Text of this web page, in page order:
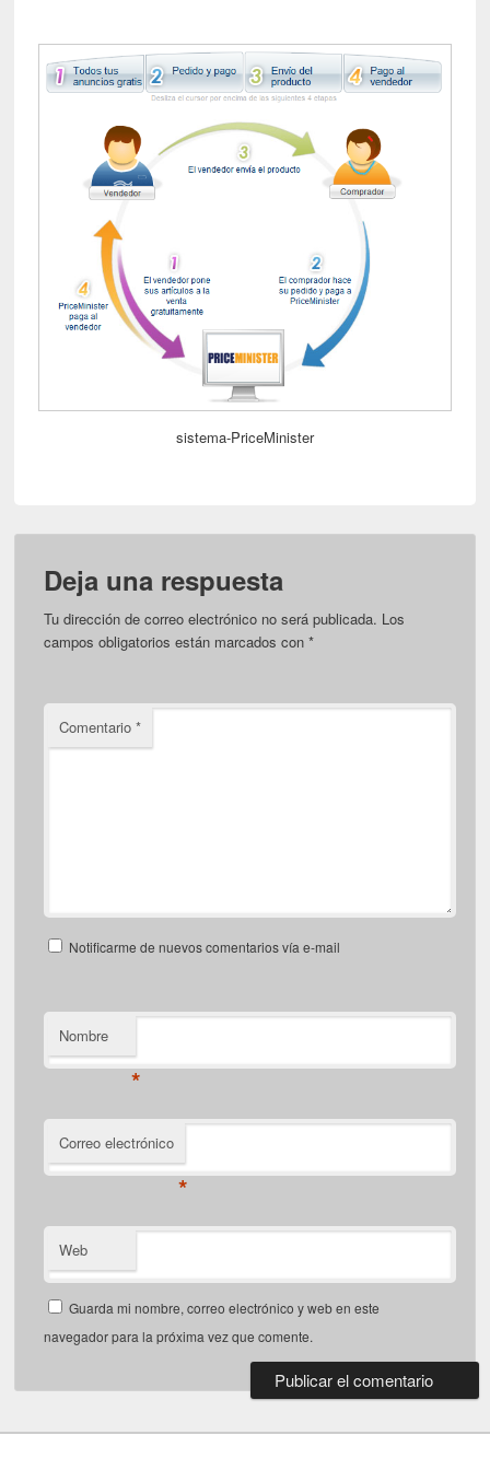
sistema-PriceMinister
Deja una respuesta
Tu dirección de correo electrónico no será publicada. Los
campos obligatorios están marcados con*
Comentario*
Notificarme de nuevos comentarios vía e-mail
Nombre
*
Correo electrónico
*
Web
Guarda mi nombre, correo electrónico y web en este
navegador para la próxima vez que comente.